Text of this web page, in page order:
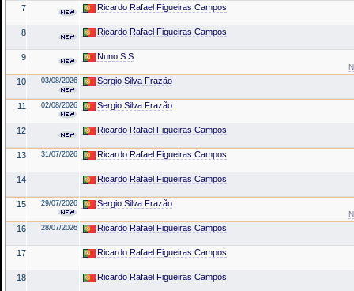
7 Ricardo Rafael Figueiras Campos
8 Ricardo Rafael Figueiras Campos
9 Nuno S S
10 03/08/2026 Sergio Silva Frazão
11 02/08/2026 Sergio Silva Frazão
12 Ricardo Rafael Figueiras Campos
13 31/07/2026 Ricardo Rafael Figueiras Campos
14 Ricardo Rafael Figueiras Campos
15 29/07/2026 Sergio Silva Frazão
16 28/07/2026 Ricardo Rafael Figueiras Campos
17 Ricardo Rafael Figueiras Campos
18 Ricardo Rafael Figueiras Campos